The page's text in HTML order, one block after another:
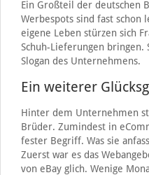
Ein Großteil der deutschen
Werbespots sind fast schon
eigene Leben stürzen sich
Schuh-Lieferungen bringen.
Slogan des Unternehmens.
Ein weiterer
Hinter dem Unternehmen
Brüder. Zumindest in
fester Begriff. Was sie
Zuerst war es das
von eBay glich. Wenige